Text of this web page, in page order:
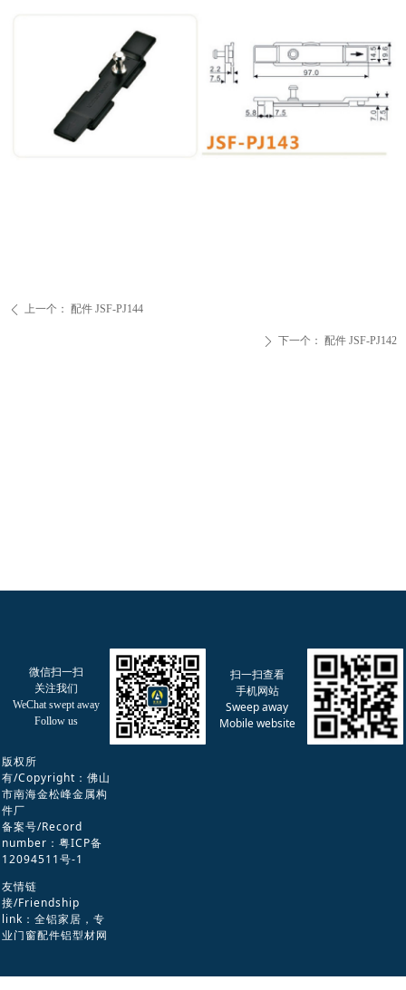
ꄴ 上一个： 配件 JSF-PJ144
ꄲ 下一个： 配件 JSF-PJ142
微信扫一扫
关注我们
WeChat swept away
Follow us
扫一扫查看
手机网站
Sweep away
Mobile website
版权所
有/Copyright：佛山
市南海金松峰金属构
件厂
备案号/Record
number： 粤ICP备
12094511号-1
友情链
接/Friendship
link： 全铝家居 ， 专
业门窗配件铝型材网